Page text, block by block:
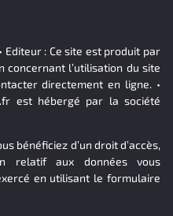
Editeur : Ce site est produit par
concernant l’utilisation du site
directement en ligne. •
est hébergé par la société
bénéficiez d’un droit d’accès,
relatif aux données vous
en utilisant le formulaire